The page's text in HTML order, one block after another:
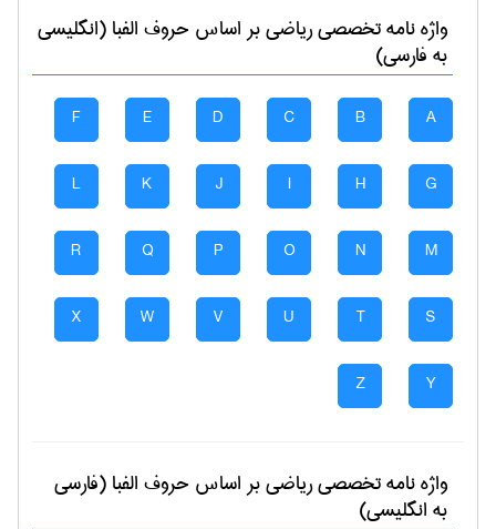
واژه نامه تخصصیرياضیبر اساس حروف الفبا (انگلیسی
به فارسی)
A
B
C
D
E
F
G
H
I
J
K
L
M
N
O
P
Q
R
S
T
U
V
W
X
Y
Z
واژه نامه تخصصیرياضیبر اساس حروف الفبا (فارسی
به انگلیسی)